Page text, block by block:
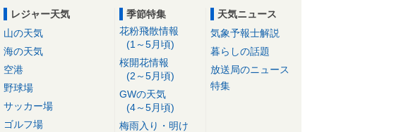
レジャー天気
山の天気
海の天気
空港
野球場
サッカー場
ゴルフ場
季節特集
花粉飛散情報
(1～5月頃)
桜開花情報
(2～5月頃)
GWの天気
(4～5月頃)
梅雨入り・明け
天気ニュース
気象予報士解説
暮らしの話題
放送局のニュース
特集